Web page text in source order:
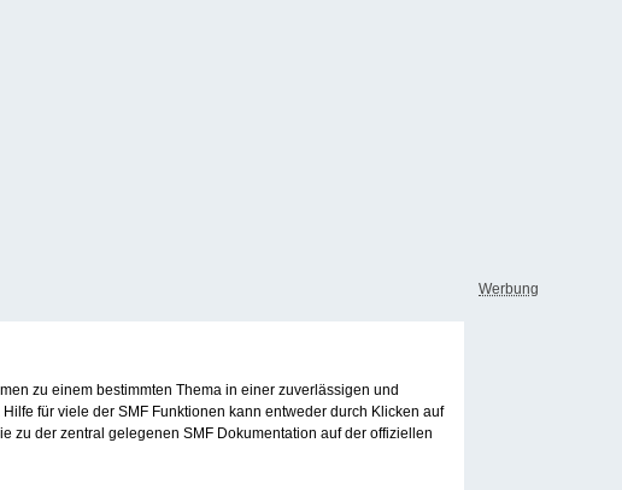
zu einem bestimmten Thema in einer zuverlässigen und
für viele der SMF Funktionen kann entweder durch Klicken auf
zu der zentral gelegenen SMF Dokumentation auf der offiziellen
Werbung